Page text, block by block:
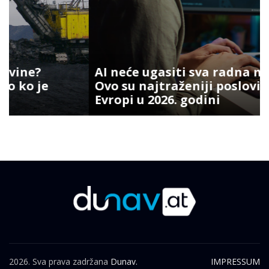
AI neće ugasiti sva radna mjesta:
Ovo su najtraženiji poslovi u
Evropi u 2026. godini
2026. Sva prava zadržana Dunav. IMPRESSUM